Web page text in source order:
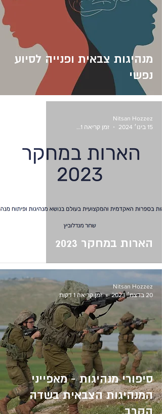
מנהיגות צבאית ופנייה לסיוע
נפשי
הארות במחקר 2023
Nitsan Hozzez
15 בינו׳ 2024
סיפורי מנהיגות - מאפייני
המנהיגות הצבאית בשדה
הקרב
Nitsan Hozzez
20 בדצמ׳ 2023
זמן קריאה 1 דקות